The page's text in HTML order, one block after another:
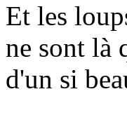
Et les
ne sont là
d'un si